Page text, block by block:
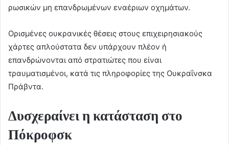
ρωσικών μη επανδρωμένων εναέριων οχημάτων.
Ορισμένες ουκρανικές θέσεις στους επιχειρησιακούς
χάρτες απλούστατα δεν υπάρχουν πλέον ή
επανδρώνονται από στρατιώτες που είναι
τραυματισμένοι, κατά τις πληροφορίες της Ουκραΐνσκα
Πράβντα.
Δυσχεραίνει η κατάσταση στο
Πόκροφσκ